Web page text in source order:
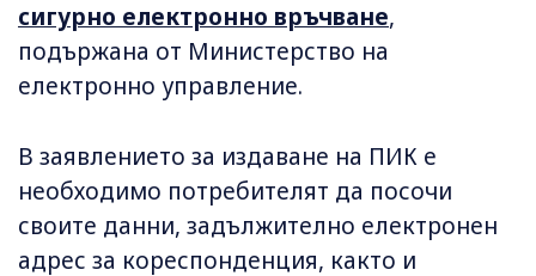
сигурно електронно връчване,
подържана от Министерство на
електронно управление.
В заявлението за издаване на ПИК е
необходимо потребителят да посочи
своите данни, задължително електронен
адрес за кореспонденция, както и